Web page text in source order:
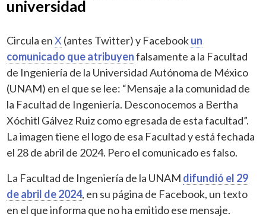
universidad
Circula enX (antes Twitter) y Facebookun
comunicado que atribuyenfalsamente a la Facultad
de Ingeniería de la Universidad Autónoma de México
(UNAM) en el que se lee: “Mensaje a la comunidad de
la Facultad de Ingeniería. Desconocemos a Bertha
Xóchitl Gálvez Ruiz como egresada de esta facultad”.
La imagen tiene el logo de esa Facultad y está fechada
el 28 de abril de 2024. Pero el comunicado es falso.
La Facultad de Ingeniería de la UNAM difundió el 29
de abril de 2024, en su página de Facebook, un texto
en el que informa que no ha emitido ese mensaje.